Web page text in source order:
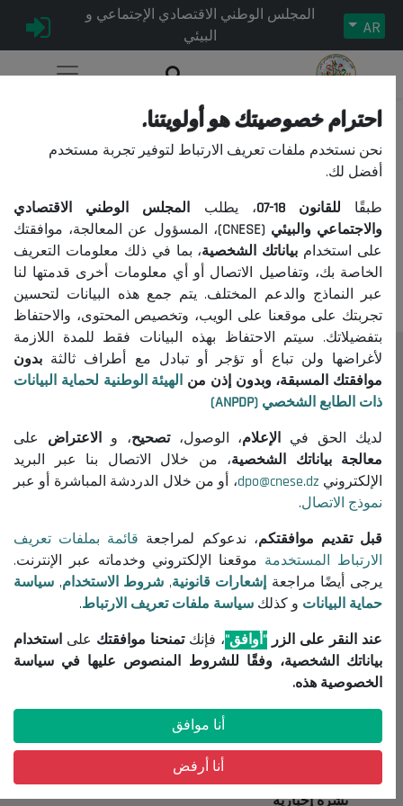
AR
المجلس الوطني الاقتصادي الإجتماعي و
البيئي
#
2020-04-25
[1 article(s)]
# مقال تاريخ نشر
1 ثورة البيانات في شمال إفريقيا... 25/04/2020
المجلس
حول المجلس
الرئيس
التنظيم
جميع المنشورات
معلومات مفيدة
إعلانات مناقصات واستشارات
إشعارات قانونية
شروط الاستخدام
سياسة حماية البيانات
سياسة ملفات تعريف الارتباط
تواصل معنا
contact@cnese.dz
نشرة إخبارية
احترام خصوصيتك هو أولويتنا.
نحن نستخدم ملفات تعريف الارتباط لتوفير تجربة مستخدم
أفضل لك.
طبقًا للقانون 18-07 ، يطلب المجلس الوطني الاقتصادي
والاجتماعي والبيئي (CNESE)
، المسؤول عن المعالجة، موافقتك
على استخدام بياناتك الشخصية، بما في ذلك معلومات التعريف
الخاصة بك، وتفاصيل الاتصال أو أي معلومات أخرى قدمتها لنا
عبر النماذج والدعم المختلف. يتم جمع هذه البيانات لتحسين
تجربتك على موقعنا على الويب، وتخصيص المحتوى، والاحتفاظ
بتفضيلاتك. سيتم الاحتفاظ بهذه البيانات فقط للمدة اللازمة
لأغراضها ولن تباع أو تؤجر أو تبادل مع أطراف ثالثة بدون
موافقتك المسبقة، وبدون إذن من الهيئة الوطنية لحماية البيانات
ذات الطابع الشخصي (ANPDP)
لديك الحق في الإعلام، الوصول،تصحيح، والاعتراض على
معالجة بياناتك الشخصية، من خلال الاتصال بنا عبر البريد
الإلكترونيdpo@cnese.dz، أو من خلال الدردشة المباشرة أو عبر
نموذج الاتصال.
قبل تقديم موافقتكم، ندعوكم لمراجعة قائمة بملفات تعريف
الارتباط المستخدمة موقعنا الإلكتروني وخدماته عبر الإنترنت.
يرجى أيضًا مراجعة إشعارات قانونية, شروط الاستخدام, سياسة
حماية البيانات و كذلك سياسة ملفات تعريف الارتباط.
عند النقر على الزر "أوافق"، فإنكتمنحنا موافقتك على استخدام
بياناتك الشخصية، وفقًا للشروط المنصوص عليها في سياسة
الخصوصية هذه.
أنا موافق
أنا أرفض